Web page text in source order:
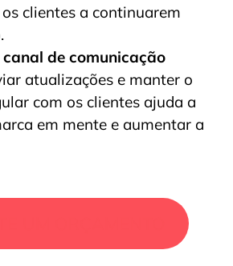
clientes a continuarem
de comunicação
atualizações e manter o
com os clientes ajuda a
em mente e aumentar a